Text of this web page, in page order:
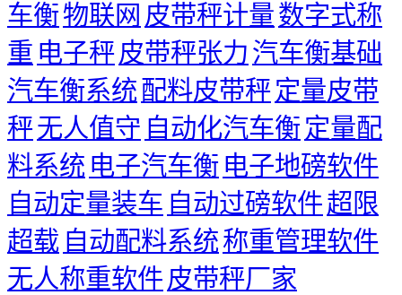
车衡物联网 皮带秤计量数字式称
重 电子秤皮带秤张力 汽车衡基础
汽车衡系统 配料皮带秤定量皮带
秤无人值守 自动化汽车衡 定量配
料系统 电子汽车衡 电子地磅软件
自动定量装车 自动过磅软件超限
超载 自动配料系统称重管理软件
无人称重软件 皮带秤厂家